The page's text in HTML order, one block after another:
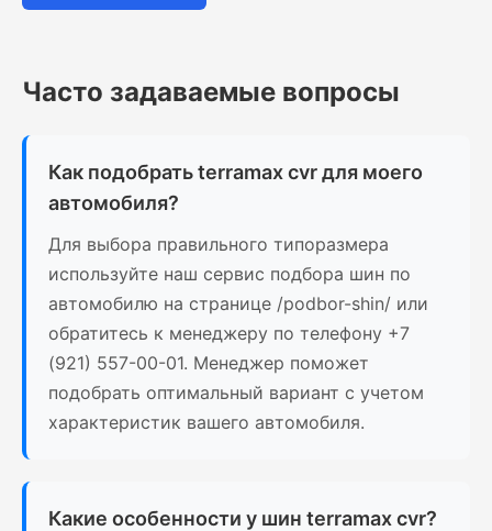
Часто задаваемые вопросы
Как подобрать terramax cvr для моего
автомобиля?
Для выбора правильного типоразмера
используйте наш сервис подбора шин по
автомобилю на странице /podbor-shin/ или
обратитесь к менеджеру по телефону +7
(921) 557-00-01. Менеджер поможет
подобрать оптимальный вариант с учетом
характеристик вашего автомобиля.
Какие особенности у шин terramax cvr?